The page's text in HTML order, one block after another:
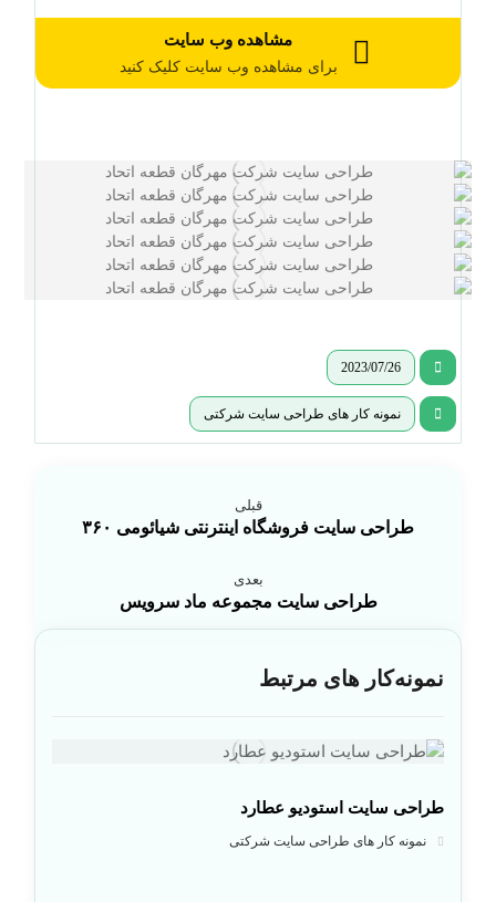
مشاهده وب سایت
برای مشاهده وب سایت کلیک کنید
2023/07/26
نمونه کار های طراحی سایت شرکتی
قبلی
طراحی سایت فروشگاه اینترنتی شیائومی ۳۶۰
بعدی
طراحی سایت مجموعه ماد سرویس
نمونه‌کار های مرتبط
طراحی سایت استودیو عطارد
نمونه کار های طراحی سایت شرکتی